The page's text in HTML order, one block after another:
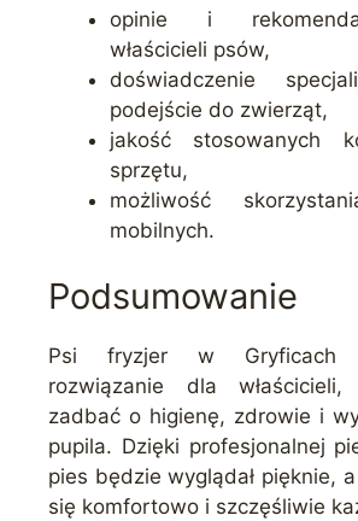
opinie i
właścicieli psów,
doświadczenie
podejście do zwierząt,
jakość stosowanych
sprzętu,
możliwość
mobilnych.
Podsumowanie
Psi fryzjer w Gryficach
rozwiązanie dla
zadbać o higienę, zdrowie i
pupila. Dzięki profesjonalnej
pies będzie wyglądał pięknie,
się komfortowo i szczęśliwie